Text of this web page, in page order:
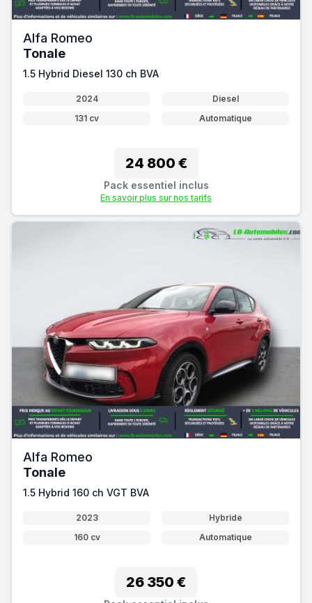
Alfa Romeo
Tonale
1.5 Hybrid Diesel 130 ch BVA
2024
Diesel
131 cv
Automatique
24 800 €
Pack essentiel inclus
En savoir plus sur nos tarifs
Alfa Romeo
Tonale
1.5 Hybrid 160 ch VGT BVA
2023
Hybride
160 cv
Automatique
26 350 €